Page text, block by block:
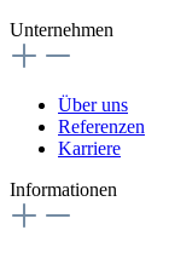
Unternehmen
Über uns
Referenzen
Karriere
Informationen